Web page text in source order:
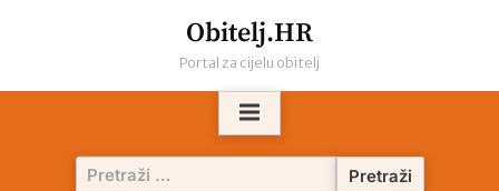
Obitelj.HR
Portal za cijelu obitelj
Pretraži: